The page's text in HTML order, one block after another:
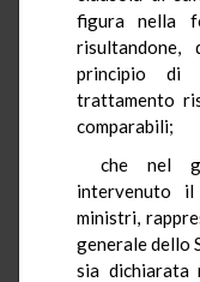
figura nella
risultandone,
principio di
trattamento
comparabili;
che nel
intervenuto
ministri,
generale dello
sia dichiarata